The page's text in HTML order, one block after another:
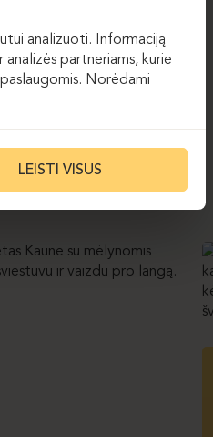
pastelinių spalvų
analizuoti. Informaciją
partneriams, kurie
Norėdami
LEISTI VISUS